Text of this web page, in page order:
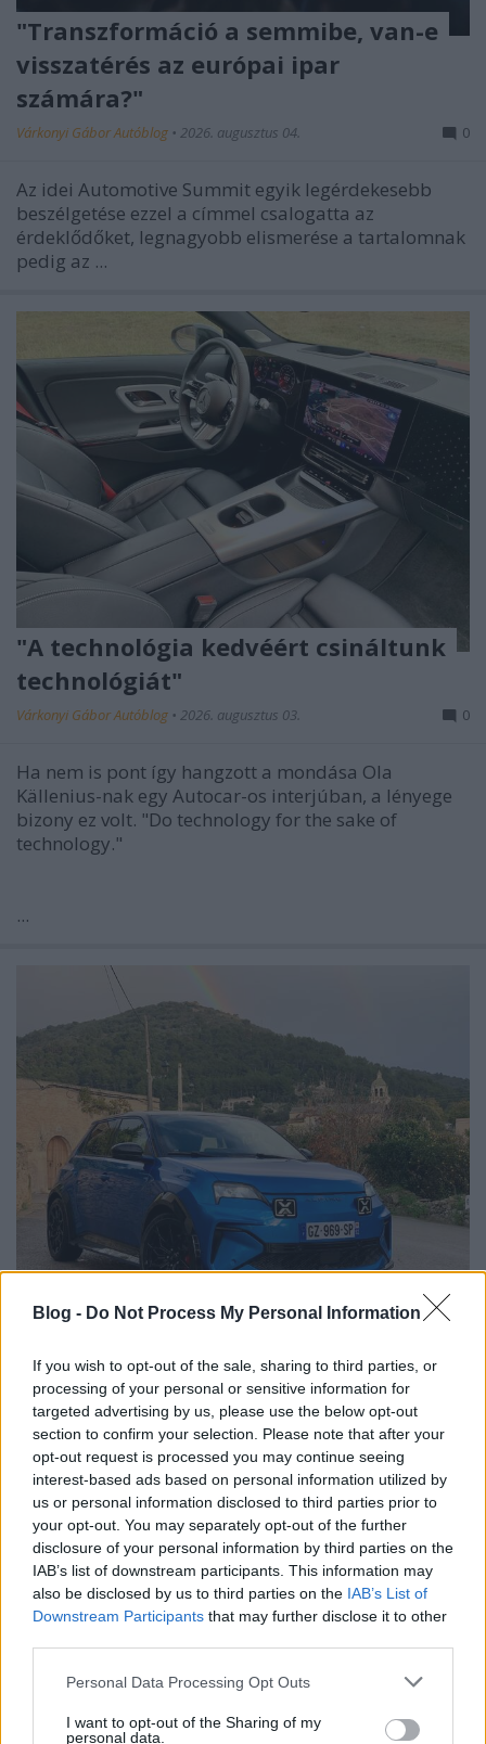
Blog - Do Not Process My Personal Information
If you wish to opt-out of the sale, sharing to third parties, or
processing of your personal or sensitive information for
targeted advertising by us, please use the below opt-out
section to confirm your selection. Please note that after your
opt-out request is processed you may continue seeing
interest-based ads based on personal information utilized by
us or personal information disclosed to third parties prior to
your opt-out. You may separately opt-out of the further
disclosure of your personal information by third parties on the
IAB’s list of downstream participants. This information may
also be disclosed by us to third parties on the IAB’s List of
Downstream Participants that may further disclose it to other
Please note that this website/app uses one or more Google
not limited to your visit or usage behaviour. You may click to
Personal Data Processing Opt Outs
I want to opt-out of the Sharing of my
personal data.
"Transzformáció a semmibe, van-e
visszatérés az európai ipar
számára?"
Várkonyi Gábor Autóblog • 2026. augusztus 04. 0
Az idei Automotive Summit egyik legérdekesebb
beszélgetése ezzel a címmel csalogatta az
érdeklődőket, legnagyobb elismerése a tartalomnak
pedig az ...
"A technológia kedvéért csináltunk
technológiát"
Várkonyi Gábor Autóblog • 2026. augusztus 03. 0
Ha nem is pont így hangzott a mondása Ola
Källenius-nak egy Autocar-os interjúban, a lényege
bizony ez volt. "Do technology for the sake of
technology."
...
“Renaulution” után "Futuready"
Év elején egy regionális piacoknak szánt
háttérbeszélgetésen vettem részt Varsóban.
Posztoltam is róla, azzal a kitétellel, hogy sajnos az
ott ...